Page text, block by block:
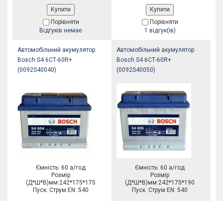
Купити
Порівняти
Відгуків немає
Купити
Порівняти
1 відгук(ів)
Автомобільний акумулятор
Bosch S4 6СТ-60R+
(0092S40040)
Ємність: 60 а/год
Розмір
(Д*Ш*В)мм:242*175*175
Пуск. Струм EN: 540
Автомобільний акумулятор
Bosch S4 6СТ-60R+
(0092S40050)
Ємність: 60 а/год
Розмір
(Д*Ш*В)мм:242*175*190
Пуск. Струм EN: 540